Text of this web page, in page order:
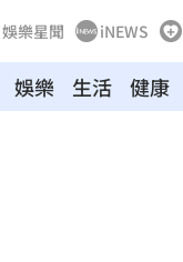
娛樂星聞 iNEWS
娛樂 生活 健康